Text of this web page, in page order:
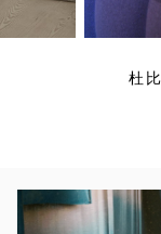
杜
活动图片